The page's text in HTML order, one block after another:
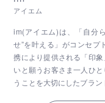
アイエム
im(アイエム)は、「自分
せ”を叶える」がコンセプ
携により提供される「印
いと願うお客さま一人ひ
うことを大切にしたブラン